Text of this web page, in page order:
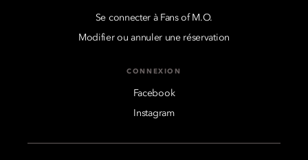
Se connecter à Fans of M.O.
Modifier ou annuler une réservation
CONNEXION
Facebook
Instagram